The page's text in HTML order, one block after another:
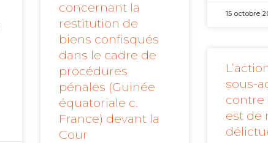
concernant la
restitution de
biens confisqués
dans le cadre de
procédures
pénales (Guinée
équatoriale c.
France) devant la
Cour
15 octobre
sous-
contre
est de